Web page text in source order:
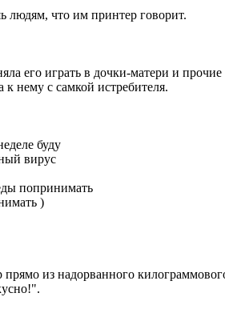
людям, что им принтер говорит.
его играть в дочки-матери и
нему с самкой истребителя.
буду
вирус
попринимать
)
из надорванного